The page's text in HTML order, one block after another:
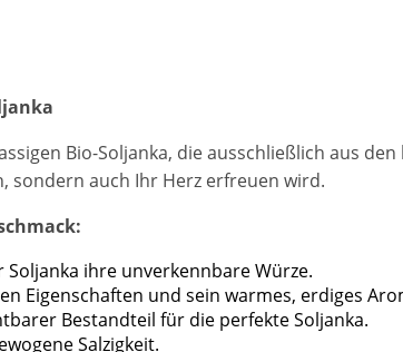
Bio-Soljanka, die ausschließlich aus
sondern auch Ihr Herz erfreuen wird.
ihre unverkennbare Würze.
Eigenschaften und sein warmes, erdiges
Bestandteil für die perfekte Soljanka.
Salzigkeit.